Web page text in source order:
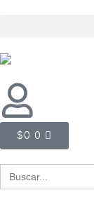
$0 0
Buscar
for: